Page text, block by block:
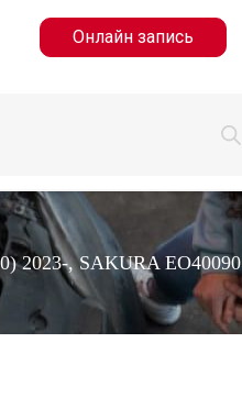
Онлайн запись
2023-, SAKURA EO40090